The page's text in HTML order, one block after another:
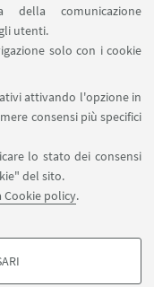
della comunicazione
utenti.
solo con i cookie
attivando l'opzione in
consensi più specifici
lo stato dei consensi
del sito.
policy.
SU: